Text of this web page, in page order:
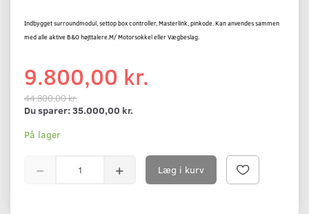
Indbygget surroundmodul, settop box controller, Masterlink, pinkode. Kan anvendes sammen
med alle aktive B&O højttalere.M/ Motorsokkel eller Vægbeslag.
9.800,00 kr.
44.800,00 kr.
Du sparer: 35.000,00 kr.
På lager
Læg i kurv